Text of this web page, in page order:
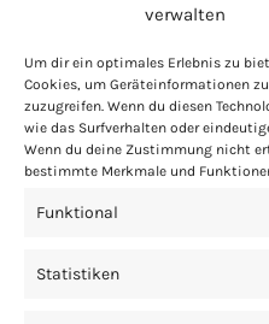
verwalten
Um dir ein optimales Erlebnis zu
Cookies, um Geräteinformationen
zuzugreifen. Wenn du diesen
wie das Surfverhalten oder
Wenn du deine Zustimmung nicht
bestimmte Merkmale und
Funktional
Statistiken
PARTNER LINKS
DATENSCHUTZ